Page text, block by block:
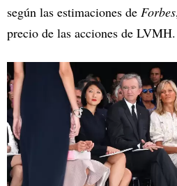
según las estimaciones de Forbes
precio de las acciones de LVMH.